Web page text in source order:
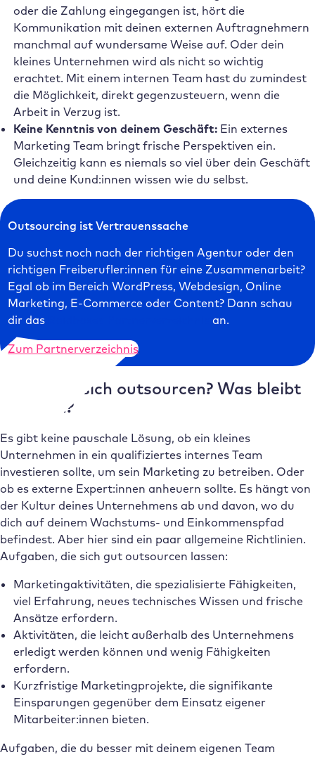
oder die Zahlung eingegangen ist, hört die
Kommunikation mit deinen externen Auftragnehmern
manchmal auf wundersame Weise auf. Oder dein
kleines Unternehmen wird als nicht so wichtig
erachtet. Mit einem internen Team hast du zumindest
die Möglichkeit, direkt gegenzusteuern, wenn die
Arbeit in Verzug ist.
Keine Kenntnis von deinem Geschäft:Ein externes
Marketing Team bringt frische Perspektiven ein.
Gleichzeitig kann es niemals so viel über dein Geschäft
und deine Kund:innen wissen wie du selbst.
Outsourcing ist Vertrauenssache
Du suchst noch nach der richtigen Agentur oder den
richtigen Freiberufler:innen für eine Zusammenarbeit?
Egal ob im Bereich WordPress, Webdesign, Online
Marketing, E-Commerce oder Content? Dann schau
dir das
an.
Zum Partnerverzeichnis
Was lässt sich outsourcen? Was bleibt
im Team?
Es gibt keine pauschale Lösung, ob ein kleines
Unternehmen in ein qualifiziertes internes Team
investieren sollte, um sein Marketing zu betreiben. Oder
ob es externe Expert:innen anheuern sollte. Es hängt von
der Kultur deines Unternehmens ab und davon, wo du
dich auf deinem Wachstums- und Einkommenspfad
befindest. Aber hier sind ein paar allgemeine Richtlinien.
Aufgaben, die sich gut outsourcen lassen:
Marketingaktivitäten, die spezialisierte Fähigkeiten,
viel Erfahrung, neues technisches Wissen und frische
Ansätze erfordern.
Aktivitäten, die leicht außerhalb des Unternehmens
erledigt werden können und wenig Fähigkeiten
erfordern.
Kurzfristige Marketingprojekte, die signifikante
Einsparungen gegenüber dem Einsatz eigener
Mitarbeiter:innen bieten.
Aufgaben, die du besser mit deinem eigenen Team